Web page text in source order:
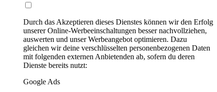
Durch das Akzeptieren dieses Dienstes können wir den Erfolg
unserer Online-Werbeeinschaltungen besser nachvollziehen,
auswerten und unser Werbeangebot optimieren. Dazu
gleichen wir deine verschlüsselten personenbezogenen Daten
mit folgenden externen Anbietenden ab, sofern du deren
Dienste bereits nutzt:
Google Ads